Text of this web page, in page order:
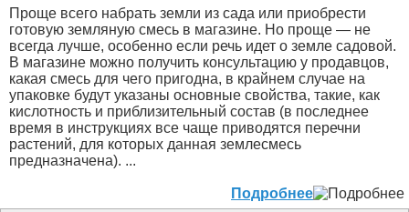
Проще всего набрать земли из сада или приобрести
готовую земляную смесь в магазине. Но проще — не
всегда лучше, особенно если речь идет о земле садовой.
В магазине можно получить консультацию у продавцов,
какая смесь для чего пригодна, в крайнем случае на
упаковке будут указаны основные свойства, такие, как
кислотность и приблизительный состав (в последнее
время в инструкциях все чаще приводятся перечни
растений, для которых данная землесмесь
предназначена). ...
Подробнее